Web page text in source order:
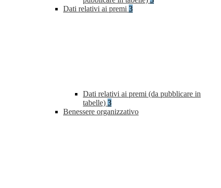
Dati relativi ai premi 3
Dati relativi ai premi (da pubblicare in
tabelle) 3
Benessere organizzativo